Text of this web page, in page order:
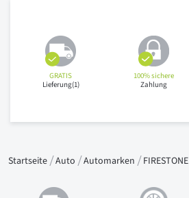
GRATIS
Lieferung(1)
100% sichere
Zahlung
Startseite Auto Automarken FIRESTONE